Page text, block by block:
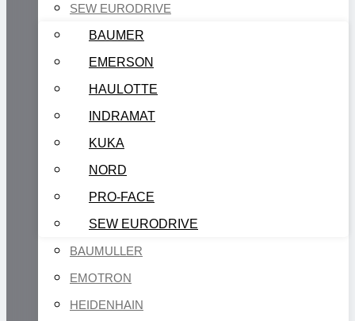
SEW EURODRIVE
BAUMER
EMERSON
HAULOTTE
INDRAMAT
KUKA
NORD
PRO-FACE
SEW EURODRIVE
BAUMULLER
EMOTRON
HEIDENHAIN